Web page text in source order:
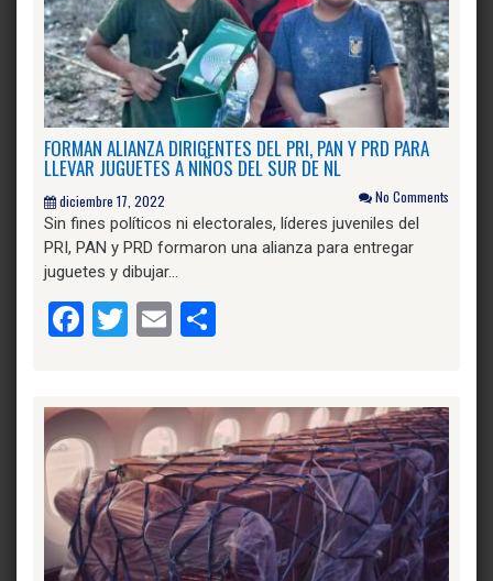
FORMAN ALIANZA DIRIGENTES DEL PRI, PAN Y PRD PARA
LLEVAR JUGUETES A NIÑOS DEL SUR DE NL
diciembre 17, 2022 No Comments
Sin fines políticos ni electorales, líderes juveniles del
PRI, PAN y PRD formaron una alianza para entregar
juguetes y dibujar…
Facebook
Twitter
Email